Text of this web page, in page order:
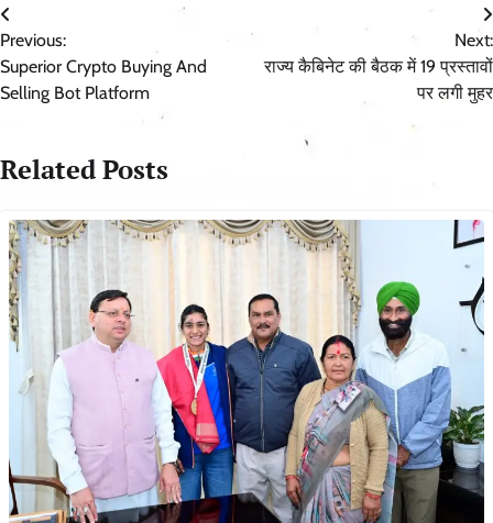
Post
navigation
Previous:
Superior Crypto Buying And
Selling Bot Platform
Next:
राज्य कैबिनेट की बैठक में 19 प्रस्तावों
पर लगी मुहर
Related Posts